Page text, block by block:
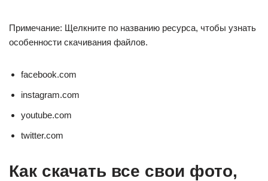
Примечание: Щелкните по названию ресурса, чтобы узнать
особенности скачивания файлов.
facebook.com
instagram.com
youtube.com
twitter.com
Как скачать все свои фото,